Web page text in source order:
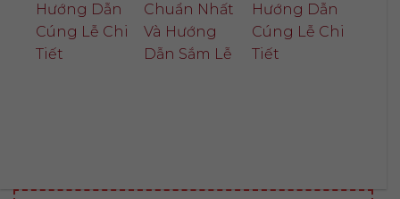
Hướng Dẫn
Cúng Lễ Chi
Tiết
Chuẩn Nhất
Và Hướng
Dẫn Sắm Lễ
Hướng Dẫn
Cúng Lễ Chi
Tiết